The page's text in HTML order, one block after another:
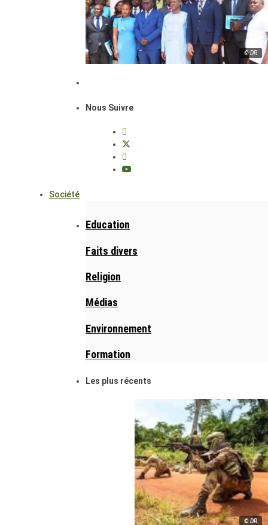
© DR
Nous Suivre
Société
Education
Faits divers
Religion
Médias
Environnement
Formation
Les plus récents
© DR